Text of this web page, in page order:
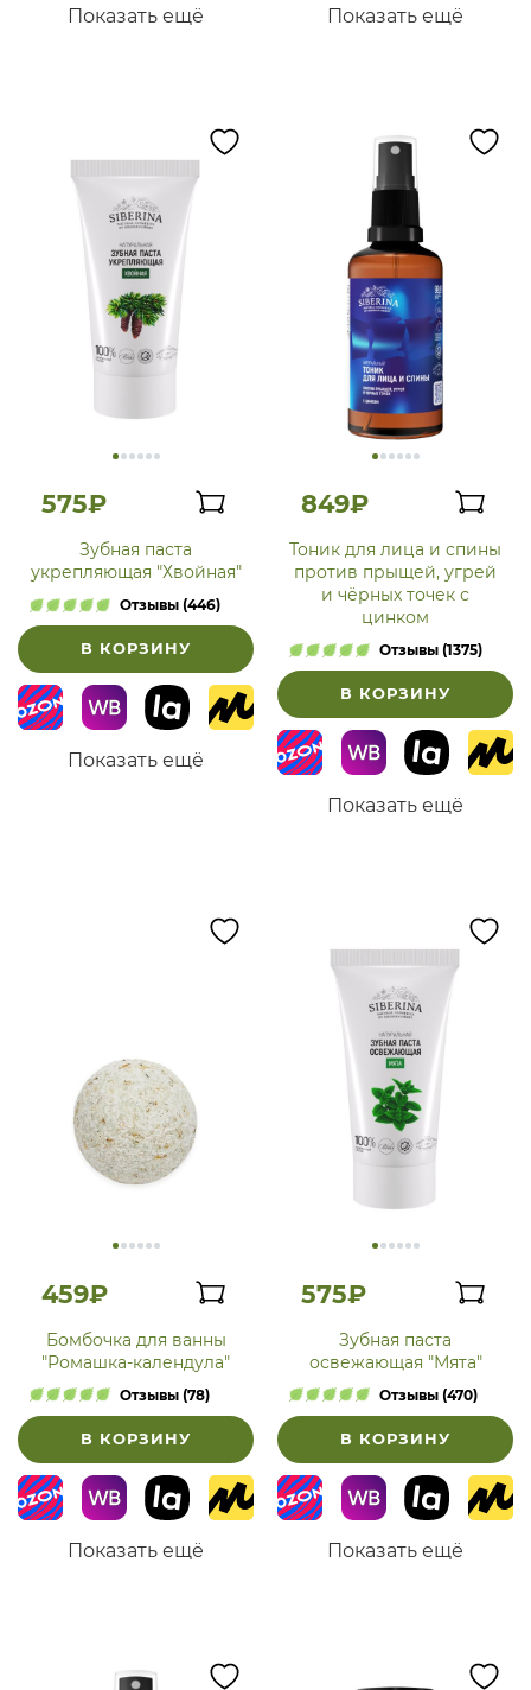
Показать ещё Показать ещё
575₽
Зубная паста
укрепляющая "Хвойная"
Отзывы (446)
В КОРЗИНУ
Показать ещё
849₽
Тоник для лица и спины
против прыщей, угрей
и чёрных точек с
цинком
Отзывы (1375)
В КОРЗИНУ
Показать ещё
459₽
Бомбочка для ванны
"Ромашка-календула"
Отзывы (78)
В КОРЗИНУ
Показать ещё
575₽
Зубная паста
освежающая "Мята"
Отзывы (470)
В КОРЗИНУ
Показать ещё